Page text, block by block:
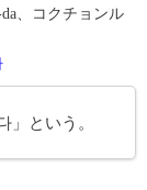
、コクチョンル
」という。